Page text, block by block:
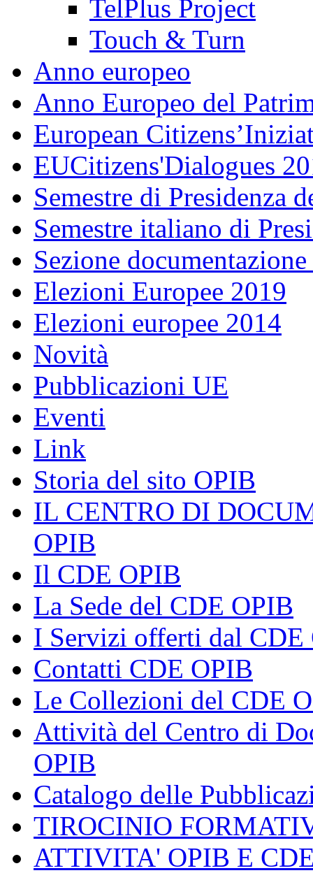
TelPlus Project
Touch & Turn
Anno europeo
Anno Europeo del
European
EUCitizens'Dialogues
Semestre di Presidenza
Semestre italiano di
Sezione
Elezioni Europee 2019
Elezioni europee 2014
Novità
Pubblicazioni UE
Eventi
Link
Storia del sito OPIB
IL CENTRO DI
OPIB
Il CDE OPIB
La Sede del CDE OPIB
I Servizi offerti dal CDE
Contatti CDE OPIB
Le Collezioni del CDE
Attività del Centro di
OPIB
Catalogo delle
TIROCINIO
ATTIVITA' OPIB E